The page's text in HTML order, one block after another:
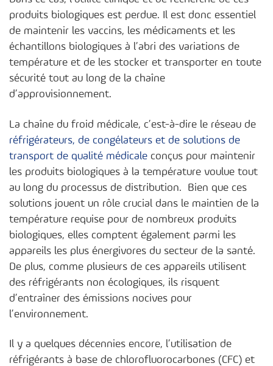
produits biologiques est perdue. Il est donc essentiel
de maintenir les vaccins, les médicaments et les
échantillons biologiques à l’abri des variations de
température et de les stocker et transporter en toute
sécurité tout au long de la chaîne
d’approvisionnement.
La chaîne du froid médicale, c’est-à-dire le réseau de
réfrigérateurs, de congélateurs et de solutions de
transport de qualité médicale conçus pour maintenir
les produits biologiques à la température voulue tout
au long du processus de distribution. Bien que ces
solutions jouent un rôle crucial dans le maintien de la
température requise pour de nombreux produits
biologiques, elles comptent également parmi les
appareils les plus énergivores du secteur de la santé.
De plus, comme plusieurs de ces appareils utilisent
des réfrigérants non écologiques, ils risquent
d’entraîner des émissions nocives pour
l’environnement.
Il y a quelques décennies encore, l’utilisation de
réfrigérants à base de chlorofluorocarbones (CFC) et